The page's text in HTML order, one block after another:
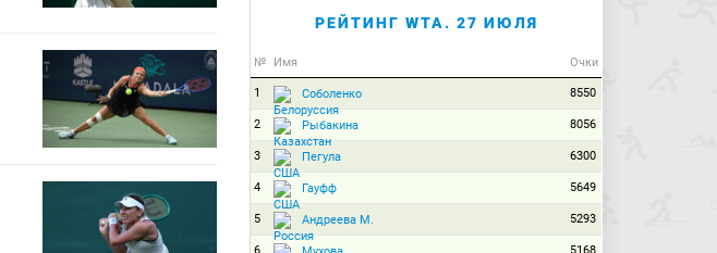
РЕЙТИНГ WTA. 27 ИЮЛЯ
№ Имя Очки
1 Соболенко 8550
2 Рыбакина 8056
3 Пегула 6300
4 Гауфф 5649
5 Андреева М. 5293